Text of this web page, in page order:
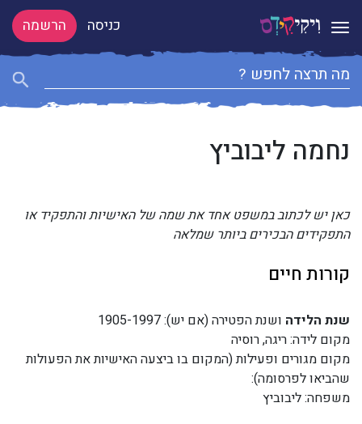
Toggle navigation כניסה הרשמה
נחמה ליבוביץ
כאן יש לכתוב במשפט אחד את שמה של האישיות והתפקיד או
התפקידים הבכירים ביותר שמלאה
קורות חיים
שנת הלידה ושנת הפטירה (אם יש): 1905-1997
מקום לידה: ריגה, רוסיה
מקום מגורים ופעילות (המקום בו ביצעה האישיות את הפעולות
שהביאו לפרסומה):
משפחה: ליבוביץ